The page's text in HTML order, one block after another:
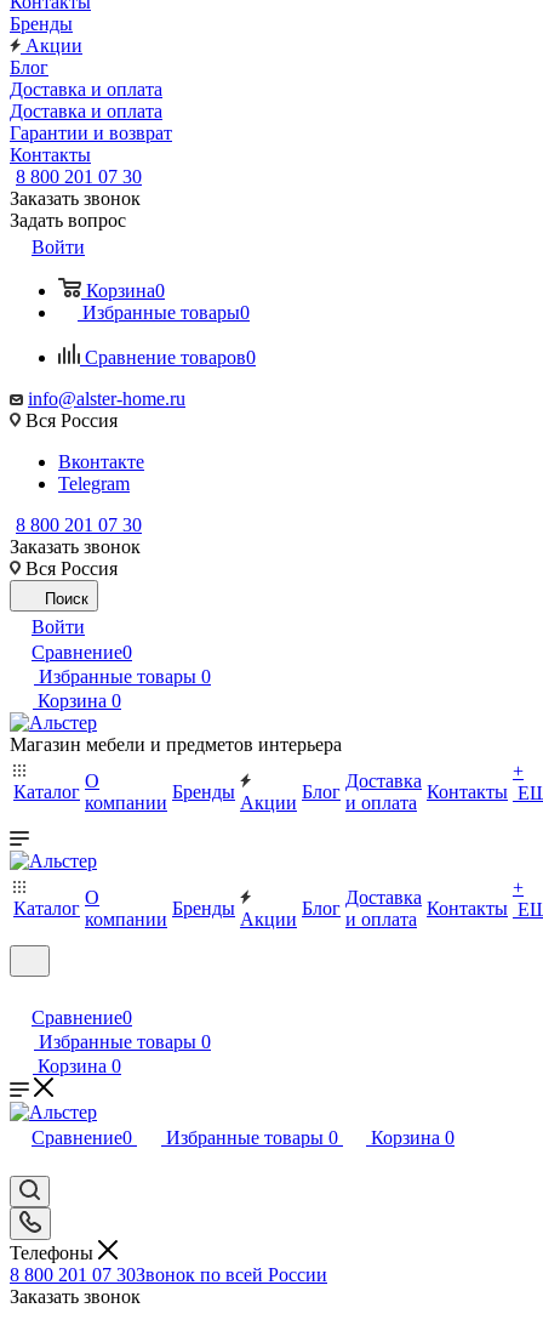
Бренды
Акции
Блог
Доставка и оплата
Доставка и оплата
Гарантии и возврат
Контакты
8 800 201 07 30
Заказать звонок
Задать вопрос
Войти
Корзина0
Избранные товары0
Сравнение товаров0
info@alster-home.ru
Вся Россия
Вконтакте
Telegram
8 800 201 07 30
Заказать звонок
Вся Россия
Поиск
Войти
Сравнение0
Избранные товары 0
Корзина 0
Магазин мебели и предметов интерьера
Каталог
О
компании
Бренды
Акции
Блог
Доставка
и оплата
Контакты
+
Каталог
О
компании
Бренды
Акции
Блог
Доставка
и оплата
Контакты
+
Сравнение0
Избранные товары 0
Корзина 0
Сравнение0 Избранные товары 0 Корзина 0
Телефоны
8 800 201 07 30Звонок по всей России
Заказать звонок